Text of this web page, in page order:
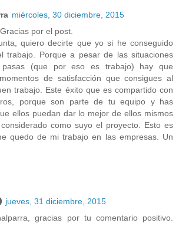
miércoles, 30 diciembre, 2015
por el post.
quiero decirte que yo si he conseguido
trabajo. Porque a pesar de las situaciones
pasas (que por eso es trabajo) hay que
de satisfacción que consigues al
trabajo. Este éxito que es compartido con
porque son parte de tu equipo y has
ellos puedan dar lo mejor de ellos mismos
como suyo el proyecto. Esto es
quedo de mi trabajo en las empresas. Un
jueves, 31 diciembre, 2015
gracias por tu comentario positivo.